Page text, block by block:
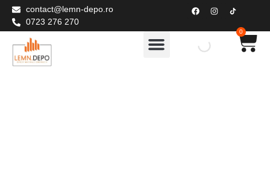
contact@lemn-depo.ro
0723 276 270
0